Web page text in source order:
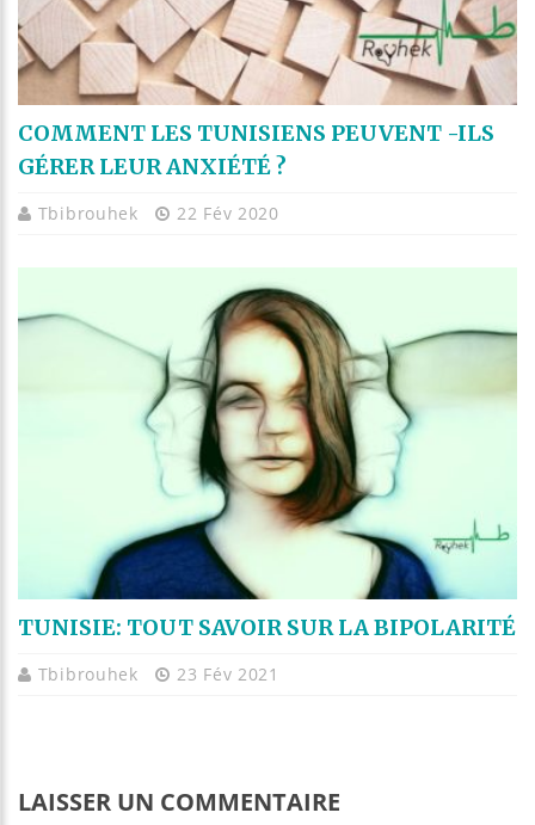
COMMENT LES TUNISIENS PEUVENT -ILS
GÉRER LEUR ANXIÉTÉ ?
Tbibrouhek 22 Fév 2020
TUNISIE: TOUT SAVOIR SUR LA BIPOLARITÉ
Tbibrouhek 23 Fév 2021
LAISSER UN COMMENTAIRE